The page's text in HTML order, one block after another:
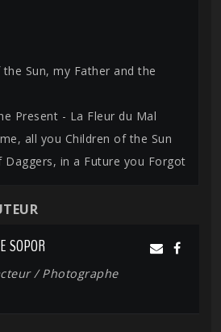
Sun, my Father and the
Present - La Fleur du Mal
all you Children of the Sun
Daggers, in a Future you Forgot
SOPOR
/ Photographe